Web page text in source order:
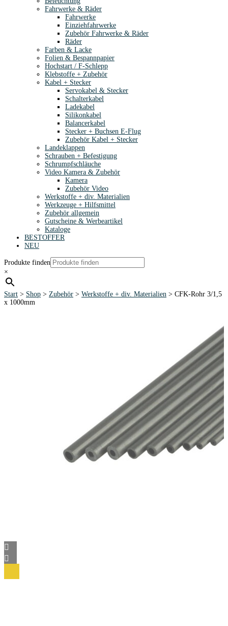
Fahrwerke & Räder
Fahrwerke
Einziehfahrwerke
Zubehör Fahrwerke & Räder
Räder
Farben & Lacke
Folien & Bespannpapier
Hochstart / F-Schlepp
Klebstoffe + Zubehör
Kabel + Stecker
Servokabel & Stecker
Schalterkabel
Ladekabel
Silikonkabel
Balancerkabel
Stecker + Buchsen E-Flug
Zubehör Kabel + Stecker
Landeklappen
Schrauben + Befestigung
Schrumpfschläuche
Video Kamera & Zubehör
Kamera
Zubehör Video
Werkstoffe + div. Materialien
Werkzeuge + Hilfsmittel
Zubehör allgemein
Gutscheine & Werbeartikel
Kataloge
BESTOFFER
NEU
Produkte finden
×
Start > Shop > Zubehör > Werkstoffe + div. Materialien > CFK-Rohr 3/1,5
x 1000mm